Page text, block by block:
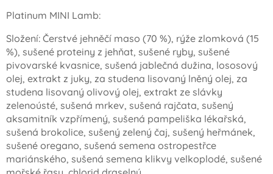
Platinum MINI Lamb:
Složení: Čerstvé jehněčí maso (70 %), rýže zlomková (15
%), sušené proteiny z jehňat, sušené ryby, sušené
pivovarské kvasnice, sušená jablečná dužina, lososový
olej, extrakt z juky, za studena lisovaný lněný olej, za
studena lisovaný olivový olej, extrakt ze slávky
zelenoústé, sušená mrkev, sušená rajčata, sušený
aksamitník vzpřímený, sušená pampeliška lékařská,
sušená brokolice, sušený zelený čaj, sušený heřmánek,
sušené oregano, sušená semena ostropestřce
mariánského, sušená semena klikvy velkoplodé, sušené